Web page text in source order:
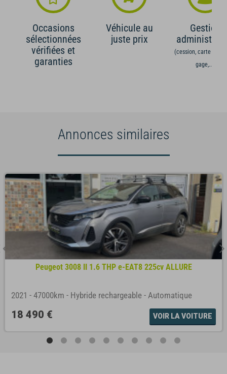
Occasions
sélectionnées
vérifiées et
garanties
Véhicule au
juste prix
Gestion
(cession, carte grise,
gage,...)
Annonces similaires
Peugeot 3008 II 1.6 THP e-EAT8 225cv ALLURE
2021 - 47000km - Hybride rechargeable - Automatique
18 490 € VOIR LA VOITURE